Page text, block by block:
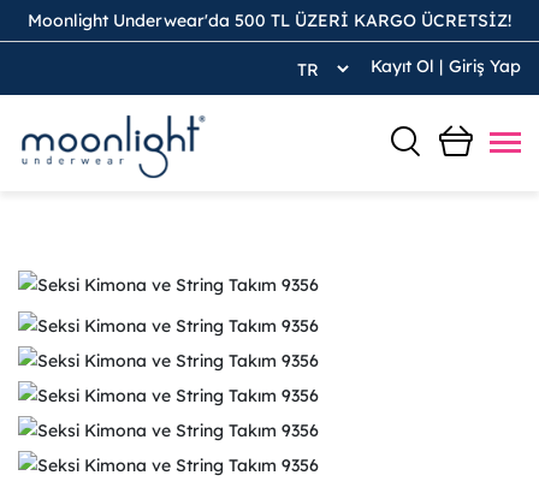
Moonlight Underwear'da 500 TL ÜZERİ KARGO ÜCRETSİZ!
Giriş Yap
Kayıt Ol |